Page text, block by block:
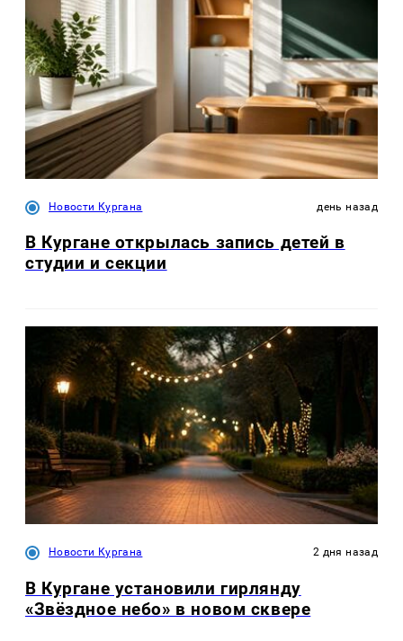
Новости Кургана день назад
В Кургане открылась запись детей в
студии и секции
Новости Кургана 2 дня назад
В Кургане установили гирлянду
«Звёздное небо» в новом сквере